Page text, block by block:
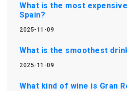
What is the most
Spain?
2025-11-09
What is the smoothest
2025-11-09
What kind of wine is Gran